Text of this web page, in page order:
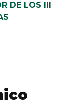
DE LOS III